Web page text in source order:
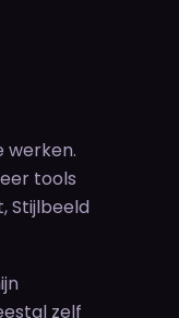
werken.
tools
Stijlbeeld
zelf